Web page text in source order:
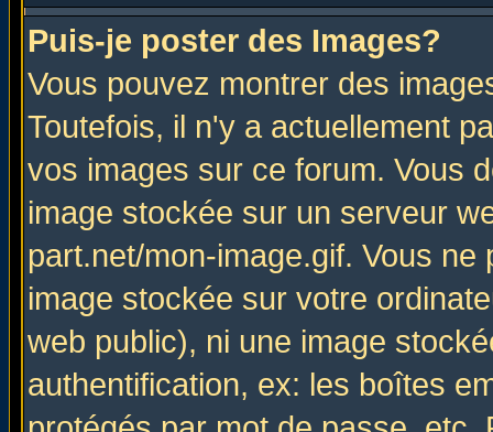
Puis-je poster des Images?
Vous pouvez montrer des
Toutefois, il n'y a actuellement
vos images sur ce forum. Vous
image stockée sur un serveur
part.net/mon-image.gif. Vous
image stockée sur votre
web public), ni une image
authentification, ex: les boîtes